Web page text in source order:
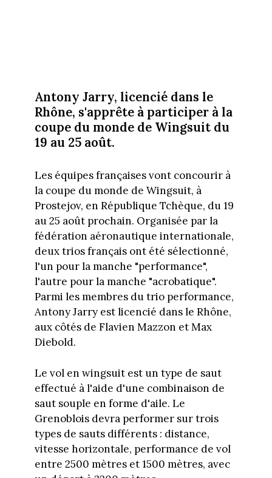
Antony Jarry, licencié dans le
Rhône, s'apprête à participer à la
coupe du monde de Wingsuit du
19 au 25 août.
Les équipes françaises vont concourir à
la coupe du monde de Wingsuit, à
Prostejov, en République Tchèque, du 19
au 25 août prochain. Organisée par la
fédération aéronautique internationale,
deux trios français ont été sélectionné,
l'un pour la manche "performance",
l'autre pour la manche "acrobatique".
Parmi les membres du trio performance,
Antony Jarry est licencié dans le Rhône,
aux côtés de Flavien Mazzon et Max
Diebold.
Le vol en wingsuit est un type de saut
effectué à l'aide d'une combinaison de
saut souple en forme d'aile. Le
Grenoblois devra performer sur trois
types de sauts différents : distance,
vitesse horizontale, performance de vol
entre 2500 mètres et 1500 mètres, avec